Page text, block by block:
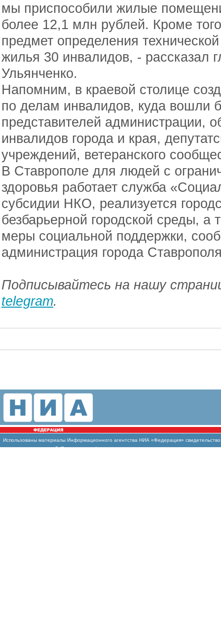
мы приспособили жилые
более 12,1 млн рублей. Кроме
предмет определения
жилья 30 инвалидов, - рассказал
Ульянченко.
Напомним, в краевой столице
по делам инвалидов, куда вошли
представителей администрации,
инвалидов города и края,
учреждений, ветеранского
В Ставрополе для людей с
здоровья работает служба
субсидии НКО, реализуется
безбарьерной городской среды, а
меры социальной поддержки,
администрация города
Подписывайтесь на нашу
telegram.
Использованы материалы Информационного агентства НИА «Федерация»
массовых коммуникаций (Роскомнадзор)